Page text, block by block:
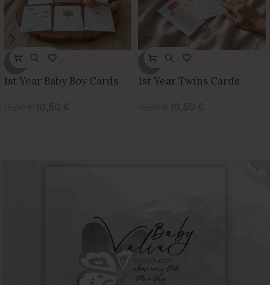
-30%
1st Year Baby Boy Cards
-30%
1st Year Twins Cards